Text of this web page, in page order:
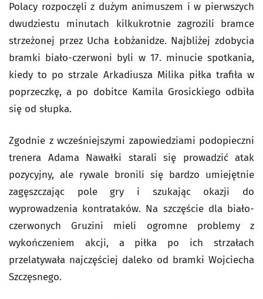
Polacy rozpoczęli z dużym animuszem i w pierwszych
dwudziestu minutach kilkukrotnie zagrozili bramce
strzeżonej przez Ucha Łobżanidze. Najbliżej zdobycia
bramki biało-czerwoni byli w 17. minucie spotkania,
kiedy to po strzale Arkadiusza Milika piłka trafiła w
poprzeczkę, a po dobitce Kamila Grosickiego odbiła
się od słupka.
Zgodnie z wcześniejszymi zapowiedziami podopieczni
trenera Adama Nawałki starali się prowadzić atak
pozycyjny, ale rywale bronili się bardzo umiejętnie
zagęszczając pole gry i szukając okazji do
wyprowadzenia kontrataków. Na szczęście dla biało-
czerwonych Gruzini mieli ogromne problemy z
wykończeniem akcji, a piłka po ich strzałach
przelatywała najczęściej daleko od bramki Wojciecha
Szczęsnego.